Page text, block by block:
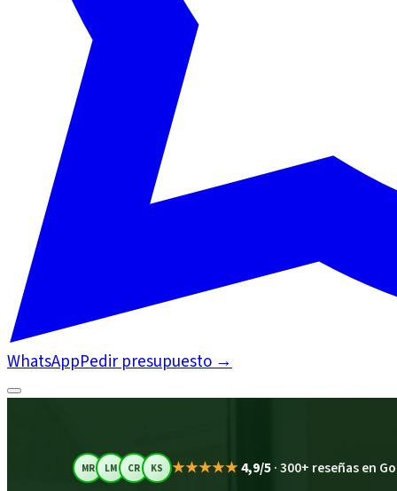
WhatsAppPedir presupuesto→
MR LM CR KS ★★★★★4,9/5·300+ reseñas en